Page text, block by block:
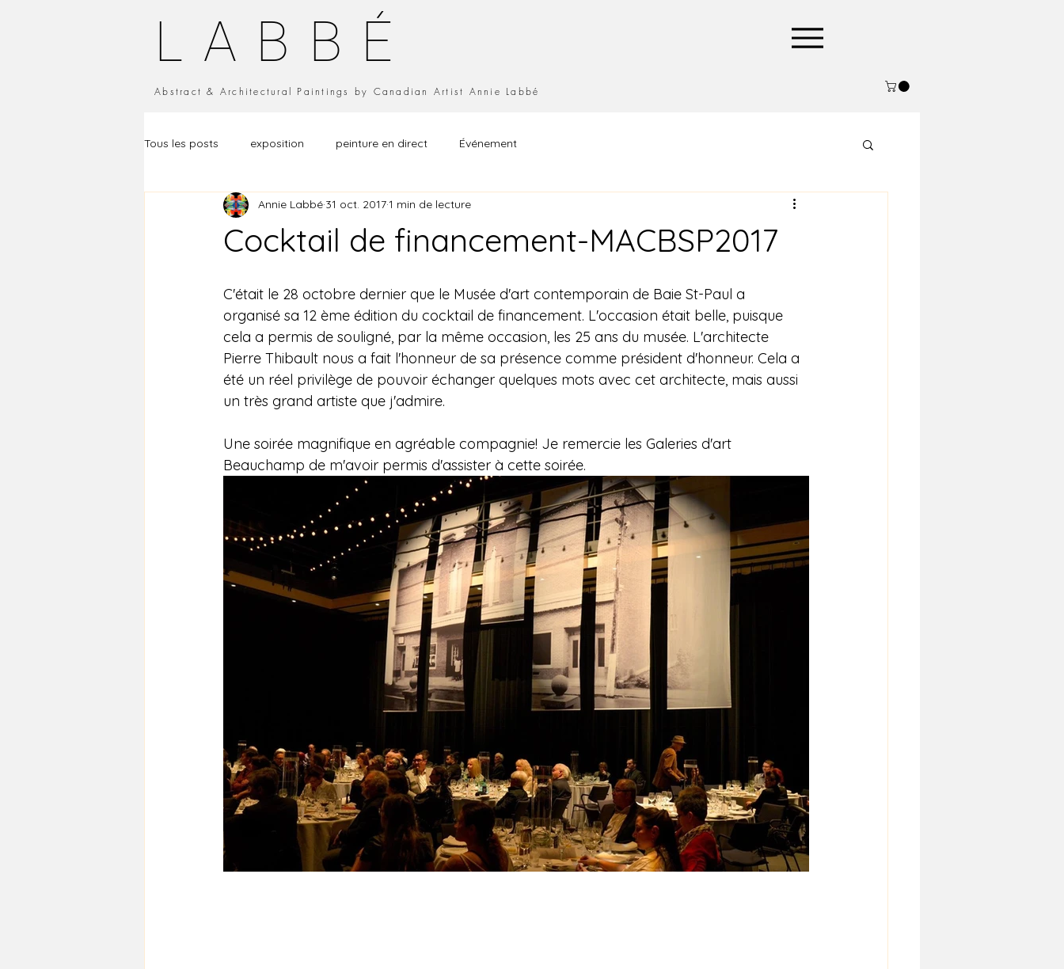
LABBÉ
Abstract & Architectural Paintings by Canadian Artist Annie Labbé
Tous les posts exposition peinture en direct Événement
Cocktail de financement-MACBSP2017
Annie Labbé 31 oct. 20171 min de lecture
C'était le 28 octobre dernier que le Musée d'art contemporain de Baie St-Paul a
organisé sa 12 ème édition du cocktail de financement. L'occasion était belle, puisque
cela a permis de souligné, par la même occasion, les 25 ans du musée. L'architecte
Pierre Thibault nous a fait l'honneur de sa présence comme président d'honneur. Cela a
été un réel privilège de pouvoir échanger quelques mots avec cet architecte, mais aussi
un très grand artiste que j'admire.
Une soirée magnifique en agréable compagnie! Je remercie les Galeries d'art
Beauchamp de m'avoir permis d'assister à cette soirée.